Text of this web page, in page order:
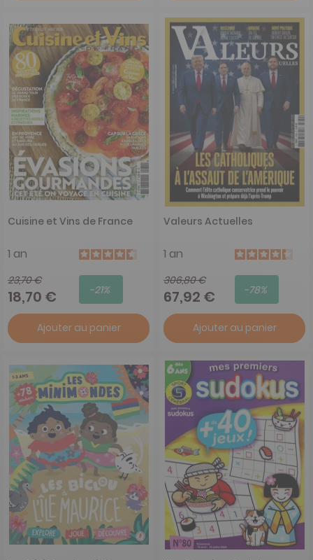
Cuisine et Vins de France
1 an
23,70 €
18,70 € -21%
Ajouter au panier
Valeurs Actuelles
1 an
306,80 €
67,92 € -78%
Ajouter au panier